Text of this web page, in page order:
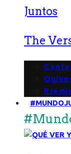
Juntos
The